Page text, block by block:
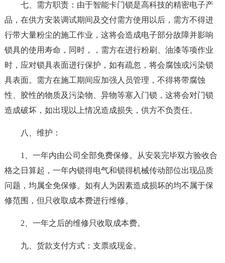
七、需方职责：由于智能卡门锁是高科技的精密电子产
品，在供方安装调试期间及交付需方使用以后，需方不得进
行带大量粉尘的施工作业，这将会造成电子部分故障并影响
锁具的使用寿命，同时，，需方在进行粉刷、油漆等项作业
时，应对锁具表面进行保护，如有疏忽，将会腐蚀或污染锁
具表面。需方在施工期间应加强人员管理，不得将带腐蚀
性、胶性的物质及污染物、异物等塞入门锁，这将会对门锁
造成破坏，如出现以上情况造成损失，供方不负责任。
八、维护：
1、一年内由公司全部免费保修。从安装完毕双方验收合
格之日算起，一年内锁得电气和锁得机械传动部位出现品质
问题，均属全免保修。如有人为因素造成损坏的均不属于保
修范围，但只收取成本费进行维修。
2、一年之后的维修只收取成本费。
九、货款支付方式：支票或现金。